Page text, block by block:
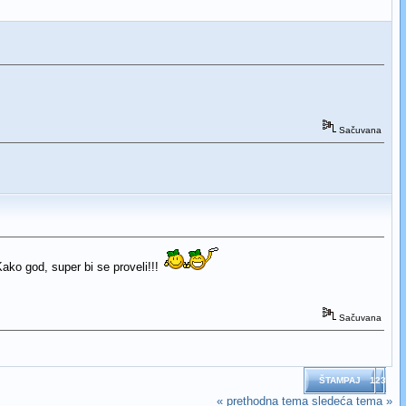
Sačuvana
god, super bi se proveli!!!
Sačuvana
ŠTAMPAJ 123
« prethodna tema sledeća tema »